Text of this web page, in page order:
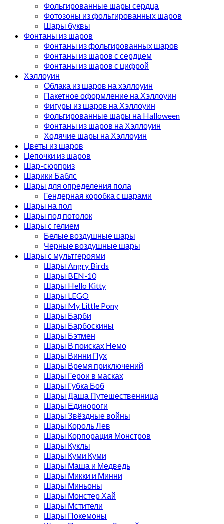
Фольгированные шары сердца
Фотозоны из фольгированных шаров
Шары буквы
Фонтаны из шаров
Фонтаны из фольгированных шаров
Фонтаны из шаров с сердцем
Фонтаны из шаров с цифрой
Хэллоуин
Облака из шаров на хэллоуин
Пакетное оформление на Хэллоуин
Фигуры из шаров на Хэллоуин
Фольгированные шары на Halloween
Фонтаны из шаров на Хэллоуин
Ходячие шары на Хэллоуин
Цветы из шаров
Цепочки из шаров
Шар-сюрприз
Шарики Баблс
Шары для определения пола
Гендерная коробка с шарами
Шары на пол
Шары под потолок
Шары с гелием
Белые воздушные шары
Черные воздушные шары
Шары с мультгероями
Шары Angry Birds
Шары BEN-10
Шары Hello Kitty
Шары LEGO
Шары My Little Pony
Шары Барби
Шары Барбоскины
Шары Бэтмен
Шары В поисках Немо
Шары Винни Пух
Шары Время приключений
Шары Герои в масках
Шары Губка Боб
Шары Даша Путешественница
Шары Единороги
Шары Звёздные войны
Шары Король Лев
Шары Корпорация Монстров
Шары Куклы
Шары Куми Куми
Шары Маша и Медведь
Шары Микки и Минни
Шары Миньоны
Шары Монстер Хай
Шары Мстители
Шары Покемоны